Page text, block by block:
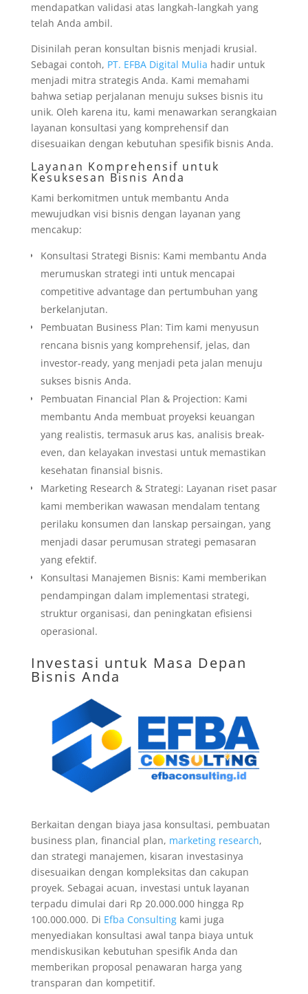
mendapatkan validasi atas langkah-langkah yang
telah Anda ambil.
Disinilah peran konsultan bisnis menjadi krusial.
Sebagai contoh, PT. EFBA Digital Mulia hadir untuk
menjadi mitra strategis Anda. Kami memahami
bahwa setiap perjalanan menuju sukses bisnis itu
unik. Oleh karena itu, kami menawarkan serangkaian
layanan konsultasi yang komprehensif dan
disesuaikan dengan kebutuhan spesifik bisnis Anda.
Layanan Komprehensif untuk
Kesuksesan Bisnis Anda
Kami berkomitmen untuk membantu Anda
mewujudkan visi bisnis dengan layanan yang
mencakup:
Konsultasi Strategi Bisnis: Kami membantu Anda
merumuskan strategi inti untuk mencapai
competitive advantage dan pertumbuhan yang
berkelanjutan.
Pembuatan Business Plan: Tim kami menyusun
rencana bisnis yang komprehensif, jelas, dan
investor-ready, yang menjadi peta jalan menuju
sukses bisnis Anda.
Pembuatan Financial Plan & Projection: Kami
membantu Anda membuat proyeksi keuangan
yang realistis, termasuk arus kas, analisis break-
even, dan kelayakan investasi untuk memastikan
kesehatan finansial bisnis.
Marketing Research & Strategi: Layanan riset pasar
kami memberikan wawasan mendalam tentang
perilaku konsumen dan lanskap persaingan, yang
menjadi dasar perumusan strategi pemasaran
yang efektif.
Konsultasi Manajemen Bisnis: Kami memberikan
pendampingan dalam implementasi strategi,
struktur organisasi, dan peningkatan efisiensi
operasional.
Investasi untuk Masa Depan
Bisnis Anda
Berkaitan dengan biaya jasa konsultasi, pembuatan
business plan, financial plan, marketing research,
dan strategi manajemen, kisaran investasinya
disesuaikan dengan kompleksitas dan cakupan
proyek. Sebagai acuan, investasi untuk layanan
terpadu dimulai dari Rp 20.000.000 hingga Rp
100.000.000. Di Efba Consultingkami juga
menyediakan konsultasi awal tanpa biaya untuk
mendiskusikan kebutuhan spesifik Anda dan
memberikan proposal penawaran harga yang
transparan dan kompetitif.